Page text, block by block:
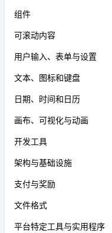
组件
可滚动内容
用户输入、表单与设置
文本、图标和键盘
日期、时间和日历
画布、可视化与动画
开发工具
架构与基础设施
支付与奖励
文件格式
平台特定工具与实用程序